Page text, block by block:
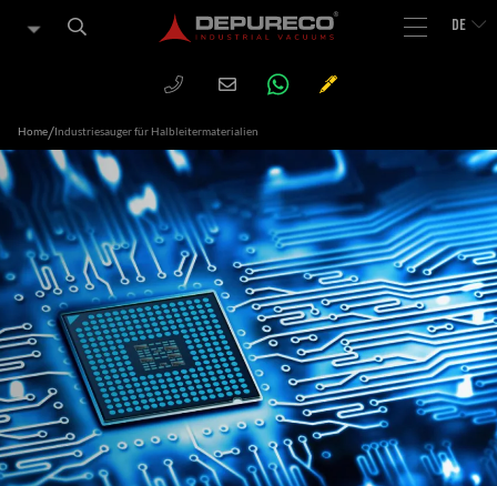
DE
PHONE Email WHATSAPP CHIEDI
UN
Home/Industriesauger für Halbleitermaterialien